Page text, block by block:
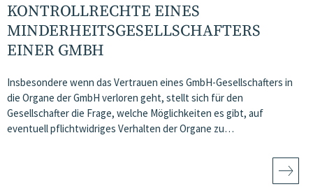
KONTROLLRECHTE EINES
MINDERHEITSGESELLSCHAFTERS
EINER GMBH
Insbesondere wenn das Vertrauen eines GmbH-Gesellschafters in
die Organe der GmbH verloren geht, stellt sich für den
Gesellschafter die Frage, welche Möglichkeiten es gibt, auf
eventuell pflichtwidriges Verhalten der Organe zu…